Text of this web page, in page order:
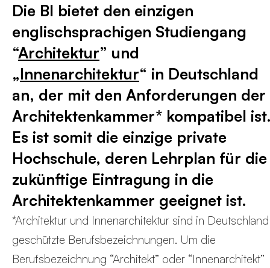
Die BI bietet den einzigen
englischsprachigen Studiengang
“Architektur” und
„Innenarchitektur“ in Deutschland
an, der mit den Anforderungen der
Architektenkammer* kompatibel
Es ist somit die einzige private
Hochschule, deren Lehrplan für die
zukünftige Eintragung in die
Architektenkammer geeignet ist.
*Architektur und Innenarchitektur sind in Deutschland
geschützte Berufsbezeichnungen. Um die
Berufsbezeichnung “Architekt” oder “Innenarchitekt”